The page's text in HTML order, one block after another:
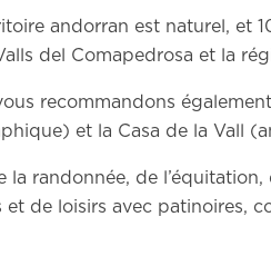
andorran est naturel, et
del Comapedrosa et la
recommandons
et la Casa de la Vall
randonnée, de
de loisirs avec patinoires,